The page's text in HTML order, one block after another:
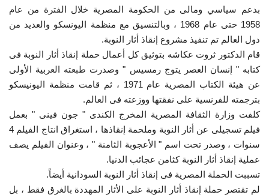
بدعم سياسي ومالى من الحكومة المصرية خلال الفترة من عام
1958 حتى عام 1968 ، وبالتنسيق مع منظمة اليونسكو والعديد من
دول العالم تم تنفيذ مشروع إنقاذ أثار النوبة.
قام الدكتور ثروت عكاشه بتوثيق كل أعمال حملة إنقاذ أثار النوبة فى
كتابه " إنسان العصر يتوج رمسيس " وصدرت طبعته العربية الأولى
عن هيئة الكتاب المصرية عام 1971 ، ثم قامت منظمة اليونيسكو
بترجمته للفرنسية على نفقتها ووزعته فى العالم.
كلفت وزارة الثقافة المصرية المخرج الكندى " جون فينى " بعمل
فيلم تسجيلى عن أثار النوبة وملحمة إنقاذها ، استغراق انتاج الفيلم 4
سنوات ، وصدر تحت اسم " الأعجوبة الثامنة " ، وعنوان الفيلم يصف
عملية إنقاذ أثار النوبة كثامن عجائب الدنيا.
تسببت الحملة المصرية فى إنقاذ أثار النوبة السودانية أيضاً.
لم تقتصر حملة إنقاذ أثار النوبة على الأثار المهددة بالغرق فقط ، بل